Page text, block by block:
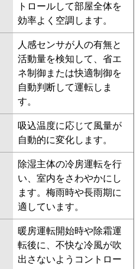
PA-P63K7HB
PA-P63K6CB PA-
PA-P63K6HA
トロールして部屋全体を
効率よく空調します。
人感センサが人の有無と
活動量を検知して、省エ
ネ制御または快適制御を
自動判断して運転しま
す。
吸込温度に応じて風量が
自動的に変化します。
除湿主体の冷房運転を行
い、室内をさわやかにし
ます。梅雨時や長雨期に
適しています。
暖房運転開始時や除霜運
転後に、不快な冷風が吹
出さないようコントロー